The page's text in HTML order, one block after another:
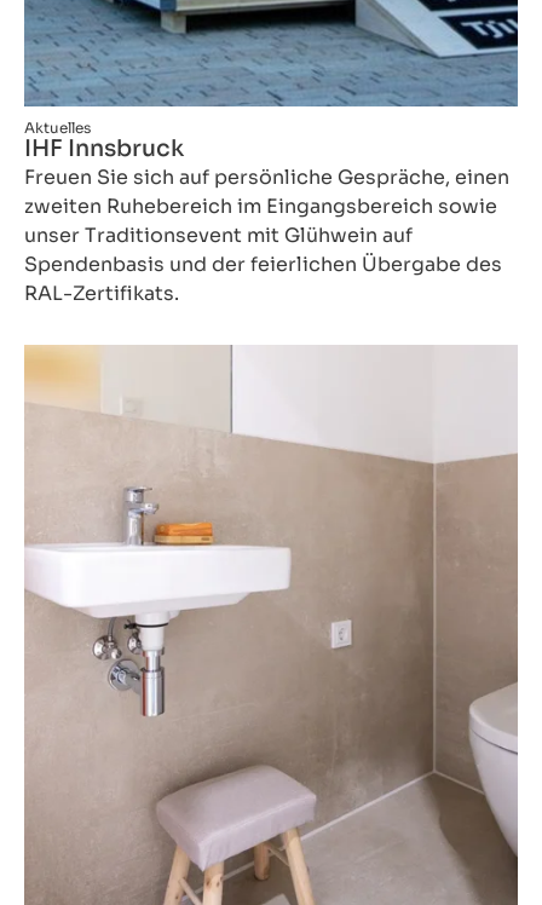
Aktuelles
IHF Innsbruck
Freuen Sie sich auf persönliche Gespräche, einen
zweiten Ruhebereich im Eingangsbereich sowie
unser Traditionsevent mit Glühwein auf
Spendenbasis und der feierlichen Übergabe des
RAL-Zertifikats.